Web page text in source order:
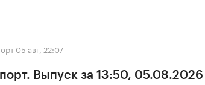
05 авг, 22:07
Выпуск за 13:50, 05.08.2026